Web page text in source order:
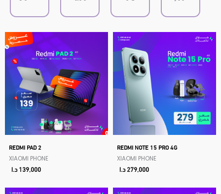
REDMI PAD 2
XIAOMI PHONE
139,000د.ا
REDMI NOTE 15 PRO 4G
XIAOMI PHONE
279,000د.ا